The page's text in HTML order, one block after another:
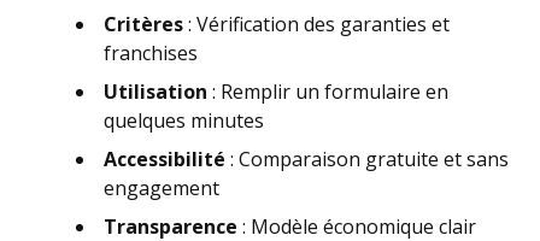
Critères: Vérification des garanties et
franchises
Utilisation : Remplir un formulaire en
quelques minutes
Accessibilité : Comparaison gratuite et sans
engagement
Transparence : Modèle économique clair